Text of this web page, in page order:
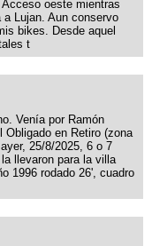
oeste mientras
Lujan. Aun conservo
bikes. Desde aquel
t
Venía por Ramón
en Retiro (zona
25/8/2025, 6 o 7
llevaron para la villa
1996 rodado 26', cuadro